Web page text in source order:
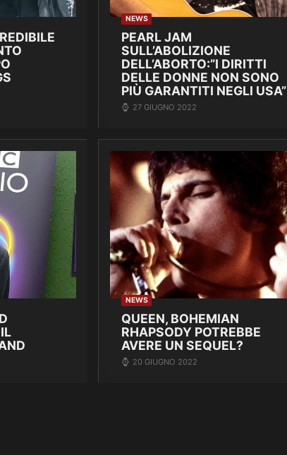
NEWS
PEARL JAM
SULL’ABOLIZIONE
DELL’ABORTO:”I DIRITTI
DELLE DONNE NON SONO
PIÙ GARANTITI NEGLI USA”
27 GIUGNO 2022
NEWS
QUEEN, BOHEMIAN
RHAPSODY POTREBBE
AVERE UN SEQUEL?
20 GIUGNO 2022